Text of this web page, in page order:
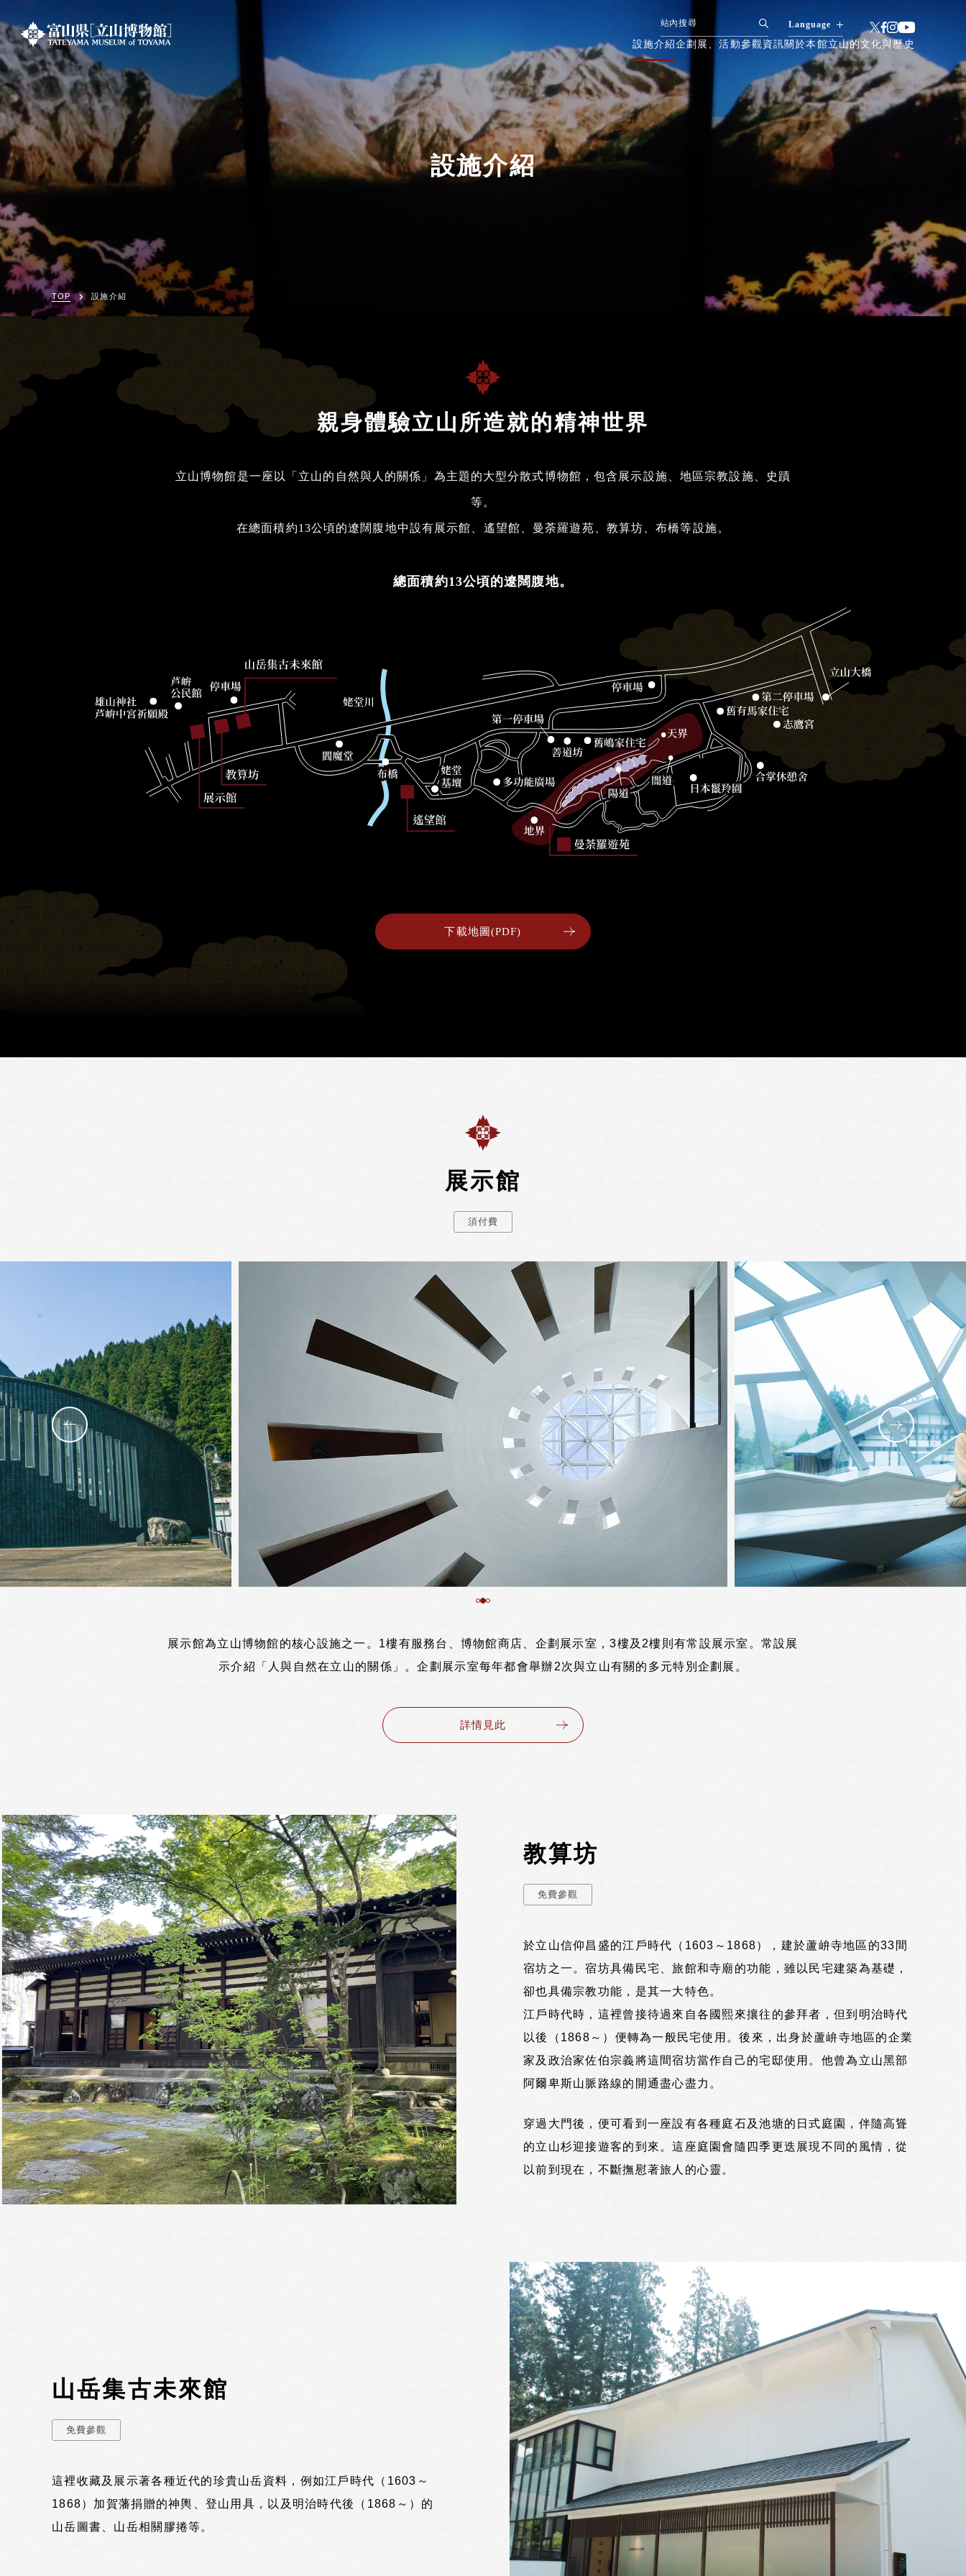
設施介紹企劃展、活動參觀資訊關於本館立山的文化與歷史
Language
日本語
English
简体中文
한국어
設施介紹
TOP 設施介紹
親身體驗立山所造就的精神世界
立山博物館是一座以「立山的自然與人的關係」為主題的大型分散式博物館，包含展示設施、地區宗教設施、史蹟
等。
在總面積約13公頃的遼闊腹地中設有展示館、遙望館、曼荼羅遊苑、教算坊、布橋等設施。
總面積約13公頃的遼闊腹地。
下載地圖(PDF)
展示館
須付費
展示館為立山博物館的核心設施之一。1樓有服務台、博物館商店、企劃展示室，3樓及2樓則有常設展示室。常設展
示介紹「人與自然在立山的關係」。企劃展示室每年都會舉辦2次與立山有關的多元特別企劃展。
詳情見此
教算坊
免費參觀
於立山信仰昌盛的江戶時代（1603～1868），建於蘆峅寺地區的33間
宿坊之一。宿坊具備民宅、旅館和寺廟的功能，雖以民宅建築為基礎，
卻也具備宗教功能，是其一大特色。
江戶時代時，這裡曾接待過來自各國熙來攘往的參拜者，但到明治時代
以後（1868～）便轉為一般民宅使用。後來，出身於蘆峅寺地區的企業
家及政治家佐伯宗義將這間宿坊當作自己的宅邸使用。他曾為立山黑部
阿爾卑斯山脈路線的開通盡心盡力。
穿過大門後，便可看到一座設有各種庭石及池塘的日式庭園，伴隨高聳
的立山杉迎接遊客的到來。這座庭園會隨四季更迭展現不同的風情，從
以前到現在，不斷撫慰著旅人的心靈。
山岳集古未來館
免費參觀
這裡收藏及展示著各種近代的珍貴山岳資料，例如江戶時代（1603～
1868）加賀藩捐贈的神輿、登山用具，以及明治時代後（1868～）的
山岳圖書、山岳相關膠捲等。